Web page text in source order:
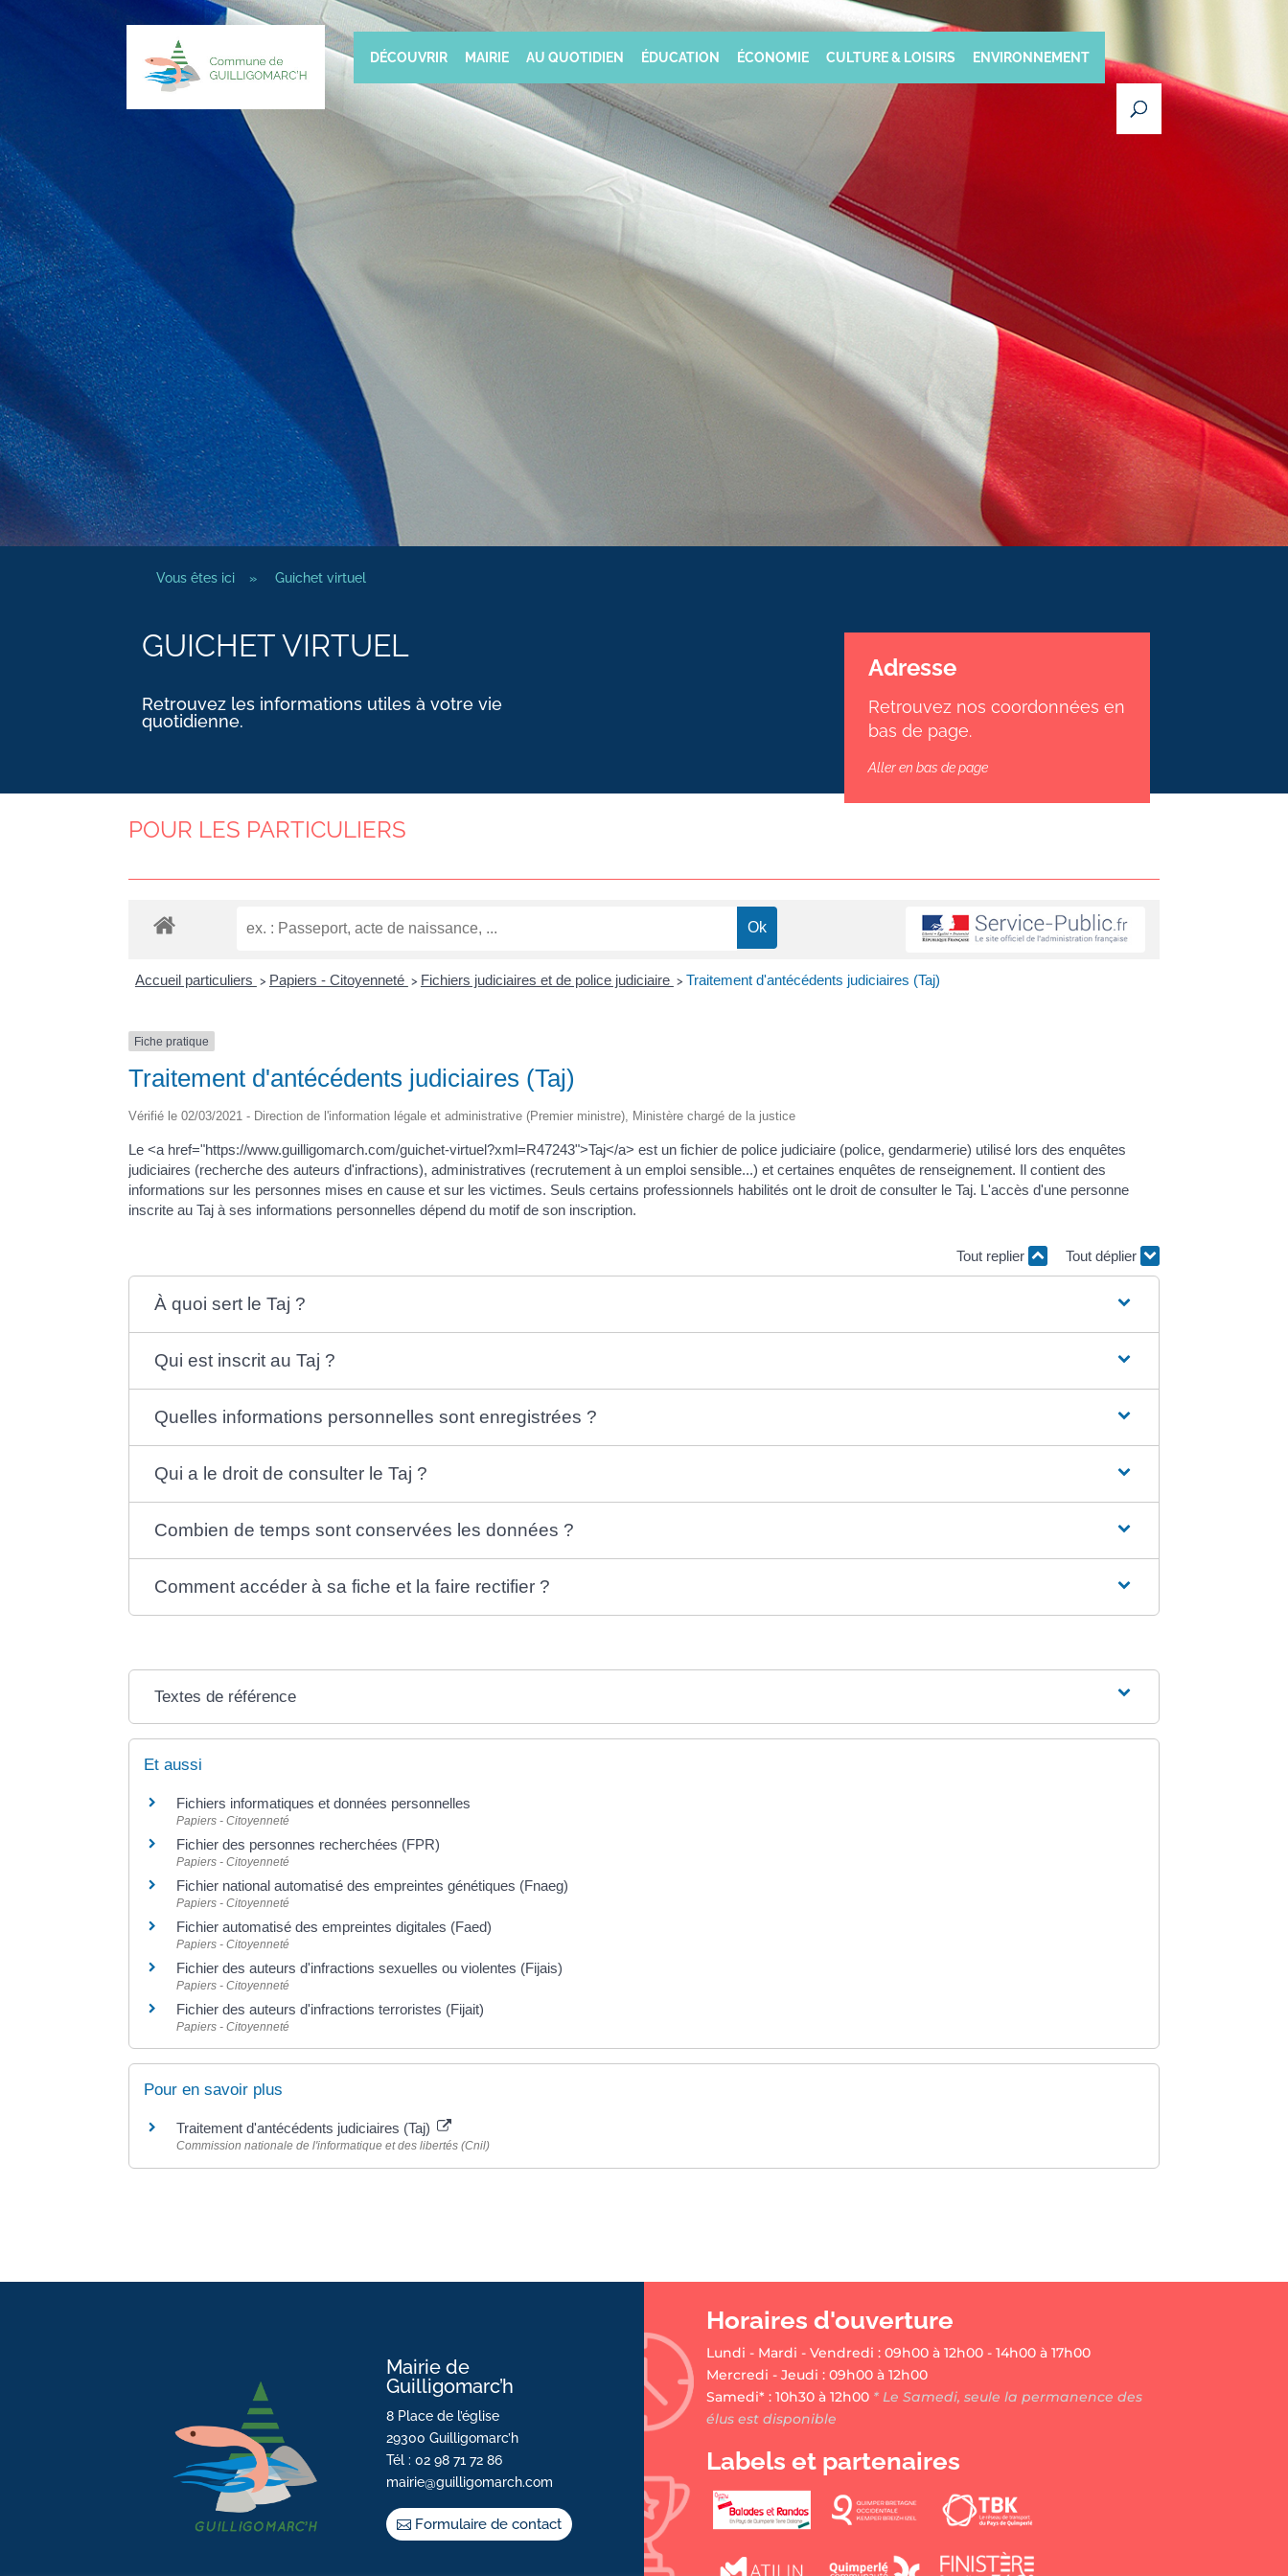
DÉCOUVRIR MAIRIE AU QUOTIDIEN ÉDUCATION ÉCONOMIE CULTURE & LOISIRS ENVIRONNEMENT
Vous êtes ici » Guichet virtuel
GUICHET VIRTUEL
Retrouvez les informations utiles à votre vie
quotidienne.
Adresse
Retrouvez nos coordonnées en
bas de page.
Aller en bas de page
POUR LES PARTICULIERS
Accueil particuliers > Papiers - Citoyenneté > Fichiers judiciaires et de police judiciaire > Traitement d'antécédents judiciaires (Taj)
Fiche pratique
Traitement d'antécédents judiciaires (Taj)
Vérifié le 02/03/2021 - Direction de l'information légale et administrative (Premier ministre), Ministère chargé de la justice
Le <a href="https://www.guilligomarch.com/guichet-virtuel?xml=R47243">Taj</a> est un fichier de police judiciaire (police, gendarmerie) utilisé lors des enquêtes
judiciaires (recherche des auteurs d'infractions), administratives (recrutement à un emploi sensible...) et certaines enquêtes de renseignement. Il contient des
informations sur les personnes mises en cause et sur les victimes. Seuls certains professionnels habilités ont le droit de consulter le Taj. L'accès d'une personne
inscrite au Taj à ses informations personnelles dépend du motif de son inscription.
Tout replier Tout déplier
À quoi sert le Taj ?
Qui est inscrit au Taj ?
Quelles informations personnelles sont enregistrées ?
Qui a le droit de consulter le Taj ?
Combien de temps sont conservées les données ?
Comment accéder à sa fiche et la faire rectifier ?
Textes de référence
Et aussi
Fichiers informatiques et données personnelles
Papiers - Citoyenneté
Fichier des personnes recherchées (FPR)
Papiers - Citoyenneté
Fichier national automatisé des empreintes génétiques (Fnaeg)
Papiers - Citoyenneté
Fichier automatisé des empreintes digitales (Faed)
Papiers - Citoyenneté
Fichier des auteurs d'infractions sexuelles ou violentes (Fijais)
Papiers - Citoyenneté
Fichier des auteurs d'infractions terroristes (Fijait)
Papiers - Citoyenneté
Pour en savoir plus
Traitement d'antécédents judiciaires (Taj)
Commission nationale de l'informatique et des libertés (Cnil)
Mairie de
Guilligomarc’h
8 Place de l’église
29300 Guilligomarc’h
Tél : 02 98 71 72 86
mairie@guilligomarch.com
Formulaire de contact
Horaires d'ouverture
Lundi - Mardi - Vendredi : 09h00 à 12h00 - 14h00 à 17h00
Mercredi - Jeudi : 09h00 à 12h00
Samedi* : 10h30 à 12h00* Le Samedi, seule la permanence des
élus est disponible
Labels et partenaires